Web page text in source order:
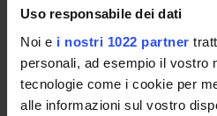
Uso responsabile dei dati
Noi e i nostri 1022 partner
personali, ad esempio il vostro
tecnologie come i cookie per
alle informazioni sul vostro
How to apply
ADMISSION REQUIREMENTS :
Per il Corso di Perfezionamento: